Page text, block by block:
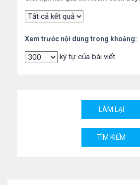
Xem trước nội dung trong khoảng:
ký tự của bài viết